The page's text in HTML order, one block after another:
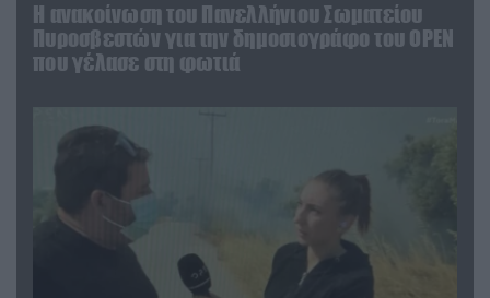
Η ανακοίνωση του Πανελλήνιου Σωματείου
Πυροσβεστών για την δημοσιογράφο του OPEN
που γέλασε στη φωτιά